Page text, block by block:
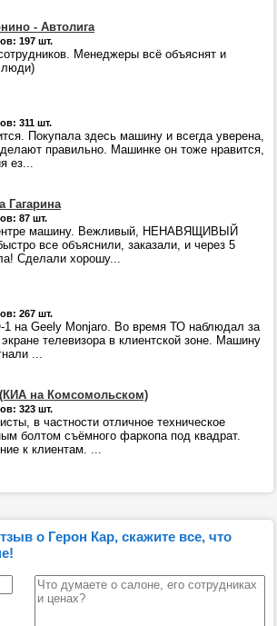
- Автолига
197 шт.
Менеджеры всё объяснят и
люди)
311 шт.
Покупала здесь машину и всегда уверена,
правильно. Машинке он тоже нравится,
ез...
Гагарина
87 шт.
машину. Вежливый, НЕНАВЯЩИВЫЙ
все объяснили, заказали, и через 5
Сделали хорошу...
267 шт.
1 на Geely Monjaro. Во время ТО наблюдал за
телевизора в клиентской зоне. Машину
...
на Комсомольском)
323 шт.
в частности отличное техническое
болтом съёмного фаркопа под квадрат.
к клиентам. ...
о Герон Кар, скажите все, что